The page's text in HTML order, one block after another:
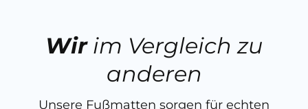
Wirim Vergleich zu
anderen
Unsere Fußmatten sorgen für echten